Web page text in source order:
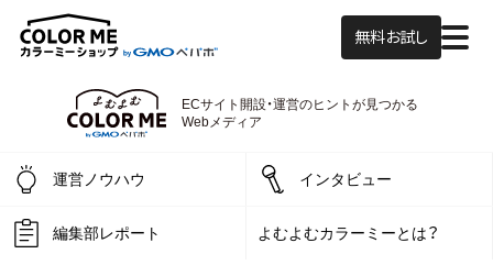
無料お試し
よむよむカラーミー
ECサイト開設・運営のヒントが見つかる
Webメディア
運営ノウハウ インタビュー
編集部レポート よむよむカラーミーとは？